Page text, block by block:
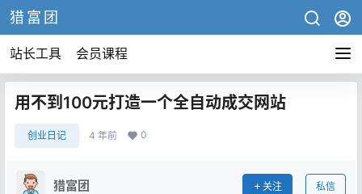
猎富团
站长工具 会员课程
用不到100元打造一个全自动成交网站
创业日记 4 年前 0
猎富团 关注 私信